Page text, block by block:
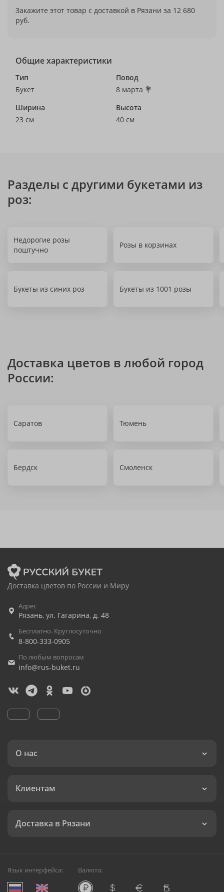
Закажите этот товар с доставкой в Рязани за 12 680
руб.
Общие характеристики
Тип
Букет
Повод
8 марта 💐
Ширина
23 см
Высота
40 см
Разделы с другими букетами из
роз:
Недорогие розы
поштучно
Розы в корзинах
Букеты из синих роз Букеты из 1001 розы
Доставка цветов в любой город
России:
Саратов Тюмень
Бердск Смоленск
Доставка цветов по России и Миру
Адрес
Рязань, ул. Гагарина, д. 48
Бесплатно. Круглосуточно
8-800-333-0905
По любым вопросам
info@rus-buket.ru
О нас
Клиентам
Доставка в Рязани
Язык интерфейса: Валюта: